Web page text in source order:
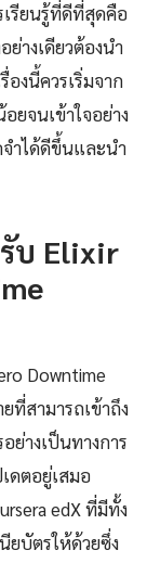
รียนรู้ที่ดีที่สุดคือ
ย่างเดียวต้องนำ
งนี้ควรเริ่มจาก
จนเข้าใจอย่าง
จำได้ดีขึ้นและนำ
บ Elixir
Downtime
ที่สามารถเข้าถึง
ย่างเป็นทางการ
ดตอยู่เสมอ
edX ที่มีทั้ง
ยบัตรให้ด้วยซึ่ง